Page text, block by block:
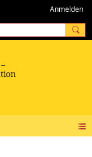
Anmelden